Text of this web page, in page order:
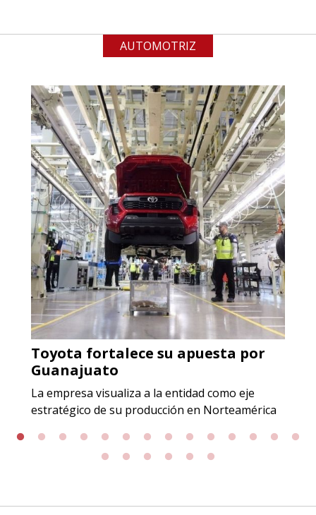
Empresa en Jalisco
Requiere:
ACERO INOXIDABLE
Especificaciones:
Incluyendo grado 304. Requisitos:
Garantizar composición química y
origen adecuados (especialmente
para grafito) y contar con sistemas
de calidad y gestión ambiental.
Aplicar al Requerimiento
Empresa en Jalisco
Requiere:
GRAFITO LAMINADO EN
ROLLO
Especificaciones:
AUTOMOTRIZ
Toyota fortalece su apuesta por
Guanajuato
La empresa visualiza a la entidad como eje
estratégico de su producción en Norteamérica